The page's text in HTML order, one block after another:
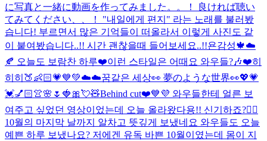
に写真と一緒に動画を作ってみました。。！ 良ければ聴い
てみてください、、！ "내일에게 편지" 라는 노래를 불러봤
습니다! 부르면서 많은 기억들이 떠올라서 이렇게 사진도 같
이 붙여봤습니다..!! 시간 괜찮을때 들어보세요..!!욘감성🍁☁️
🍂 오늘도 보람찬 하루❤️이런 스타일은 어때요 와우들?🎶❤️히
히히🍑👶🏻💗💙💚☁️☁️꿈같은 세상👀 夢のような世界👀💖💗
💓💅🏻👚🌸🌷🍓🎀💘🧸Behind cut❤️💙💜 와우들한테 얼른 보
여주고 싶었던 영상이었는데 오늘 올라왔다용!! 신기하죠?👍🏻
10월의 마지막 날까지 알차고 뜻깊게 보냈네요 와우들도 오늘
예쁜 하루 보냈나요? 저에겐 유독 바쁜 10월이였는데 몸이 지